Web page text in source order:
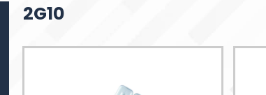
2G10